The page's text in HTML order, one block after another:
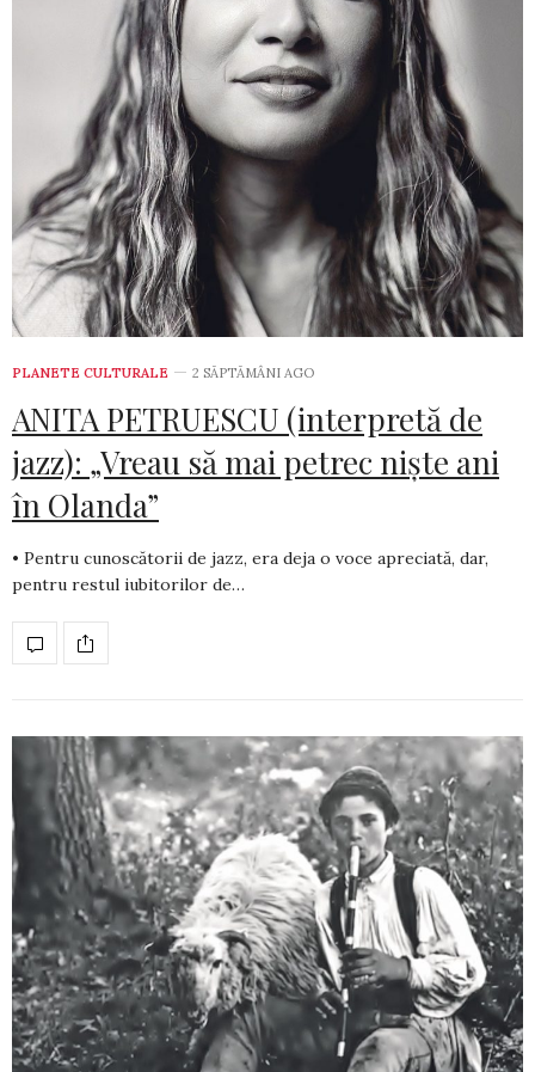
PLANETE CULTURALE 2 SĂPTĂMÂNI AGO
ANITA PETRUESCU (interpretă de
jazz): „Vreau să mai petrec niște ani
în Olanda”
• Pentru cunoscătorii de jazz, era deja o voce apreciată, dar,
pentru restul iubitorilor de…